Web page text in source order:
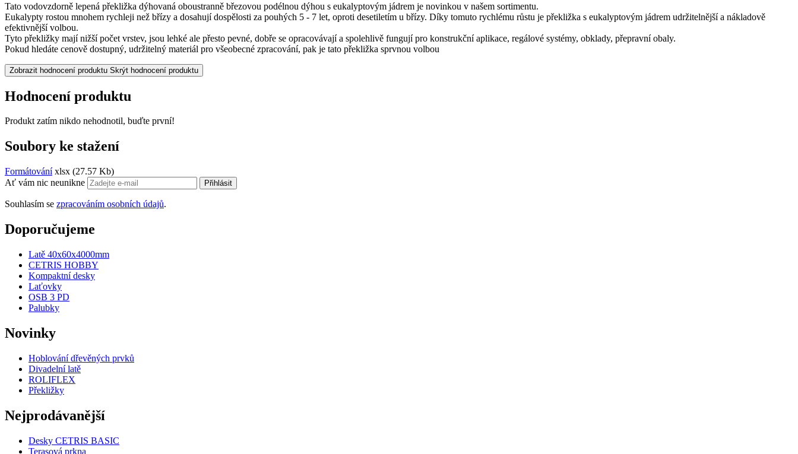
Tato vodovzdorně lepená překližka dýhovaná oboustranně březovou podélnou dýhou s eukalyptovým jádrem je novinkou v našem sortimentu.
Eukalypty rostou mnohem rychleji než břízy a dosahují dospělosti za pouhých 5 - 7 let, oproti desetiletím u břízy. Díky tomuto rychlému růstu je překližka s eukalyptovým jádrem udržitelnější a nákladově
efektivnější volbou.
Tyto překližky mají nižší počet vrstev, jsou lehké ale přesto pevné, dobře se opracovávají a spolehlivě fungují pro konstrukční aplikace, regálové systémy, obklady, přepravní obaly.
Pokud hledáte cenově dostupný, udržitelný materiál pro všeobecné zpracování, pak je tato překližka sprvnou volbou
Zobrazit hodnocení produktu Skrýt hodnocení produktu
Hodnocení produktu
Produkt zatím nikdo nehodnotil, buďte první!
Soubory ke stažení
Formátování xlsx (27.57 Kb)
Ať vám nic neunikne
Přihlásit
Souhlasím se zpracováním osobních údajů.
Doporučujeme
Latě 40x60x4000mm
CETRIS HOBBY
Kompaktní desky
Laťovky
OSB 3 PD
Palubky
Novinky
Hoblování dřevěných prvků
Divadelní latě
ROLIFLEX
Překližky
Nejprodávanější
Desky CETRIS BASIC
Terasová prkna